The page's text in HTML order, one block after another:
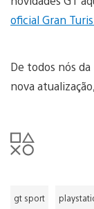
oficial Gran
De todos nós
nova
gt sport